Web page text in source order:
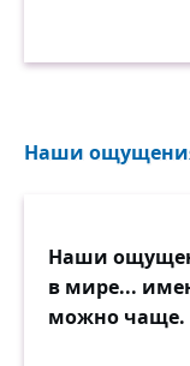
Наши
Наши
в мире...
можно чаще.